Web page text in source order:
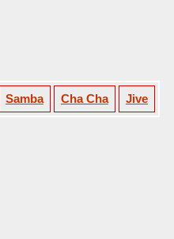
Samba Cha Cha Jive